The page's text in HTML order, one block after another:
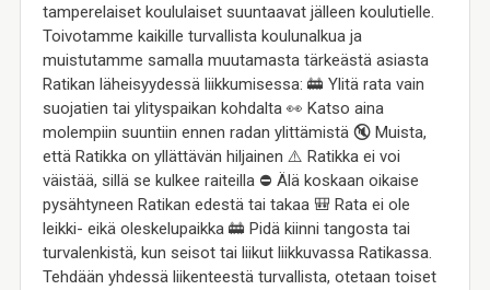
tamperelaiset koululaiset suuntaavat jälleen koulutielle.
Toivotamme kaikille turvallista koulunalkua ja
muistutamme samalla muutamasta tärkeästä asiasta
Ratikan läheisyydessä liikkumisessa: 🚋 Ylitä rata vain
suojatien tai ylityspaikan kohdalta 👀 Katso aina
molempiin suuntiin ennen radan ylittämistä 🔇 Muista,
että Ratikka on yllättävän hiljainen ⚠️ Ratikka ei voi
väistää, sillä se kulkee raiteilla ⛔ Älä koskaan oikaise
pysähtyneen Ratikan edestä tai takaa 🎒 Rata ei ole
leikki- eikä oleskelupaikka 🚋 Pidä kiinni tangosta tai
turvalenkistä, kun seisot tai liikut liikkuvassa Ratikassa.
Tehdään yhdessä liikenteestä turvallista, otetaan toiset